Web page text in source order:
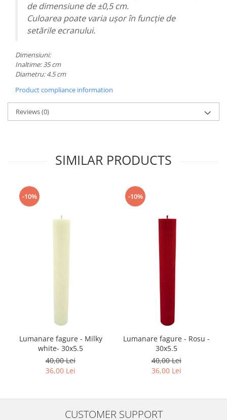
de dimensiune de ±0,5 cm.
Culoarea poate varia ușor în funcție de
setările ecranului.
Dimensiuni:
Inaltime: 35 cm
Diametru: 4.5 cm
Product compliance information
Reviews(0)
SIMILAR PRODUCTS
-10%
Lumanare fagure - Milky
white- 30x5.5
40,00 Lei
36,00 Lei
-10%
Lumanare fagure - Rosu -
30x5.5
40,00 Lei
36,00 Lei
CUSTOMER SUPPORT